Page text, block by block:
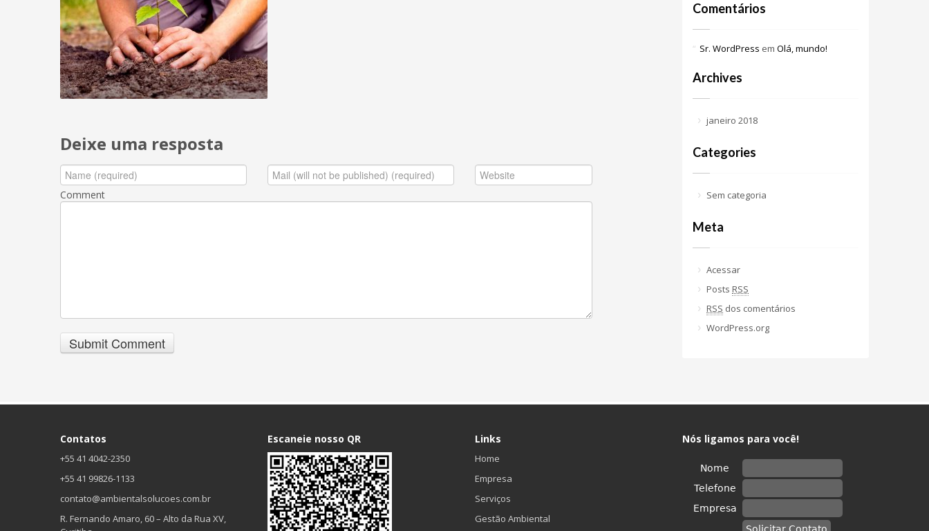
Deixe uma resposta
Comment
Comentários
Sr. WordPress em Olá, mundo!
Archives
janeiro 2018
Categories
Sem categoria
Meta
Acessar
Posts RSS
RSS dos comentários
WordPress.org
Contatos
+55 41 4042-2350
+55 41 99826-1133
contato@ambientalsolucoes.com.br
R. Fernando Amaro, 60 – Alto da Rua XV,
Escaneie nosso QR Links
Home
Empresa
Serviços
Gestão Ambiental
Nós ligamos para você!